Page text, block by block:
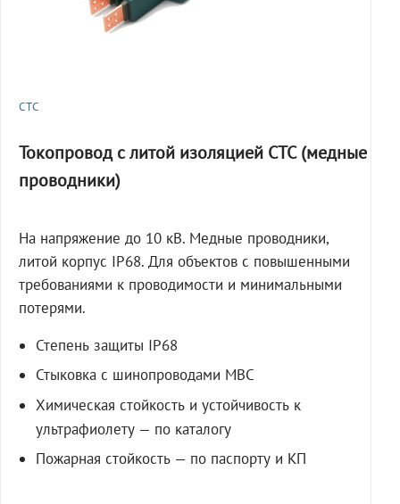
СТС
Токопровод с литой изоляцией СТС (медные
проводники)
На напряжение до 10 кВ. Медные проводники,
литой корпус IP68. Для объектов с повышенными
требованиями к проводимости и минимальными
потерями.
Степень защиты IP68
Стыковка с шинопроводами МВС
Химическая стойкость и устойчивость к
ультрафиолету — по каталогу
Пожарная стойкость — по паспорту и КП